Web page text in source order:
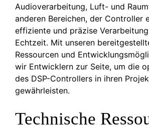
Audioverarbeitung, Luft- und
anderen Bereichen, der Controller
effiziente und präzise
Echtzeit. Mit unseren
Ressourcen und
wir Entwicklern zur Seite, um die
des DSP-Controllers in ihren
gewährleisten.
Technische